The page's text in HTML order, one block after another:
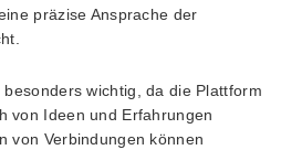
präzise Ansprache der
wichtig, da die Plattform
von Ideen und Erfahrungen
von Verbindungen können